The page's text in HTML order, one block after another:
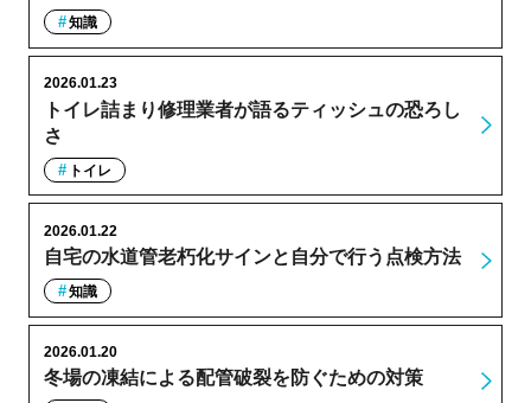
知識
トイレ詰まり修理業者が語るティッシュの恐ろし
さ
2026.01.23
トイレ
自宅の水道管老朽化サインと自分で行う点検方法
2026.01.22
知識
冬場の凍結による配管破裂を防ぐための対策
2026.01.20